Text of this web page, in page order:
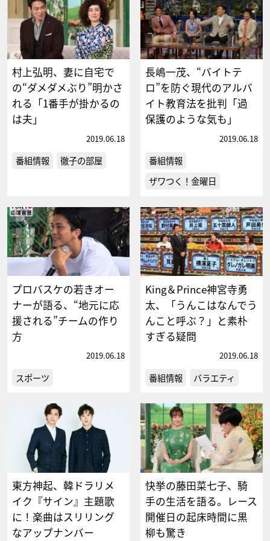
村上弘明、妻に自宅で
の“ダメダメぶり”明かさ
れる「1番手が掛かるの
は夫」
2019.06.18
番組情報 徹子の部屋
長嶋一茂、“バイトテ
ロ”を防ぐ現代のアルバ
イト教育法を批判「過
保護のような気も」
2019.06.18
番組情報
ザワつく！金曜日
プロバスケの若きオー
ナーが語る、“地元に応
援される”チームの作り
方
2019.06.18
スポーツ
King＆Prince神宮寺勇
太、「うんこはなんでう
んこと呼ぶ？」と素朴
すぎる疑問
2019.06.18
番組情報 バラエティ
東方神起、韓ドラリメ
イク『サイン』主題歌
に！楽曲はスリリング
なアップナンバー
快挙の藤田菜七子、騎
手の生活を語る。レース
開催日の起床時間に黒
柳も驚き